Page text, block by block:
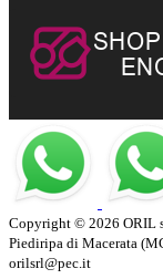
Copyright © 2026 ORIL
Piediripa di Macerata
orilsrl@pec.it